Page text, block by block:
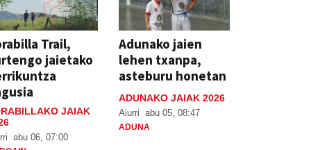
Trail,
jaietako
JAIAK
abu 06, 07:00
Adunako jaien
lehen txanpa,
asteburu honetan
ADUNAKO JAIAK 2026
Aiurri abu 05, 08:47
ADUNA